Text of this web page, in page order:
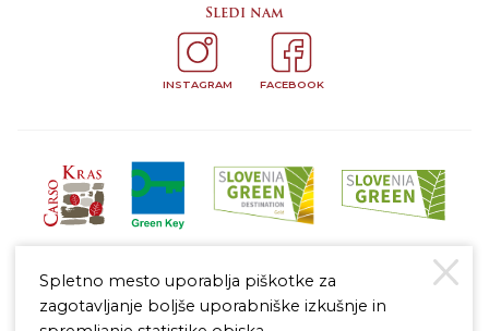
Sledi nam
INSTAGRAM FACEBOOK
Spletno mesto uporablja piškotke za
zagotavljanje boljše uporabniške izkušnje in